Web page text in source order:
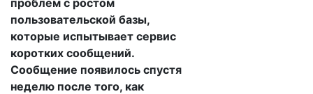
проблем с ростом
пользовательской базы,
которые испытывает сервис
коротких сообщений.
Сообщение появилось спустя
неделю после того, как